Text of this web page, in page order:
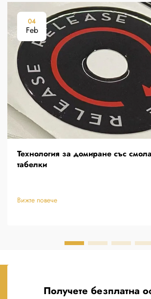
04
Feb
Технология за домиране със
табелки
Вижте повече
Получете безплатна